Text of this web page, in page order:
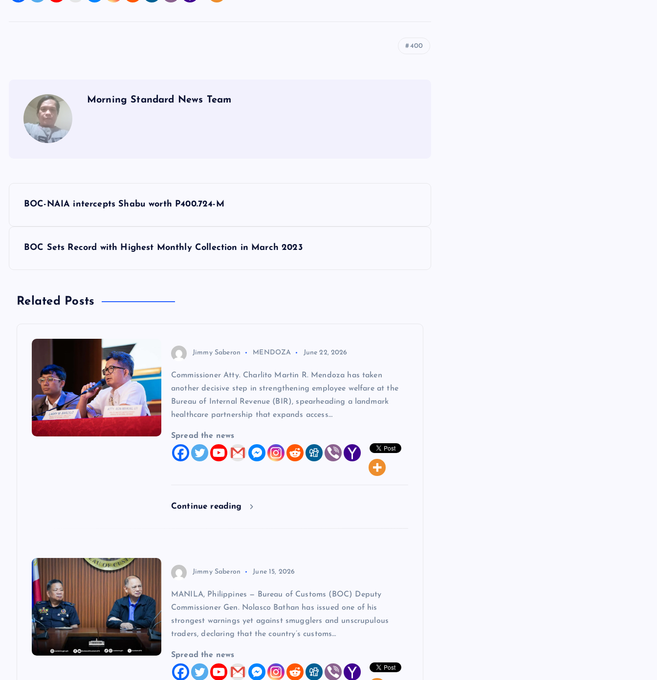
400
Morning Standard News Team
n
BOC-NAIA intercepts Shabu worth P400.724-M
BOC Sets Record with Highest Monthly Collection in March 2023
Related Posts
Jimmy Saberon MENDOZA June 22, 2026
Commissioner Atty. Charlito Martin R. Mendoza has taken
another decisive step in strengthening employee welfare at the
Bureau of Internal Revenue (BIR), spearheading a landmark
healthcare partnership that expands access…
Spread the news
Continue reading
Jimmy Saberon June 15, 2026
MANILA, Philippines — Bureau of Customs (BOC) Deputy
Commissioner Gen. Nolasco Bathan has issued one of his
strongest warnings yet against smugglers and unscrupulous
traders, declaring that the country’s customs…
Spread the news